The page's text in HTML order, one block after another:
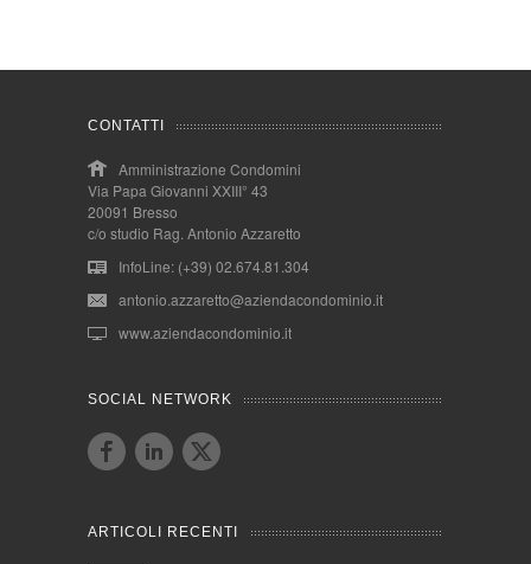
CONTATTI
Amministrazione Condomini
Via Papa Giovanni XXIII° 43
20091 Bresso
c/o studio Rag. Antonio Azzaretto
InfoLine: (+39) 02.674.81.304
antonio.azzaretto@aziendacondominio.it
www.aziendacondominio.it
SOCIAL NETWORK
ARTICOLI RECENTI